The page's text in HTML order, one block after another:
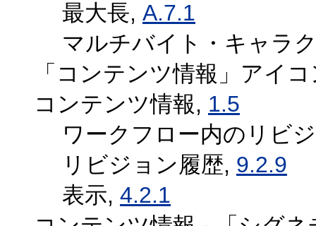
最大長, A.7.1
マルチバイト・キャラ
「コンテンツ情報」アイ
コンテンツ情報, 1.5
ワークフロー内のリビ
リビジョン履歴, 9.2.9
表示, 4.2.1